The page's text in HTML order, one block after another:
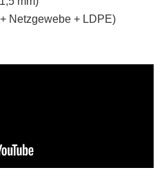
Netzgewebe + LDPE)